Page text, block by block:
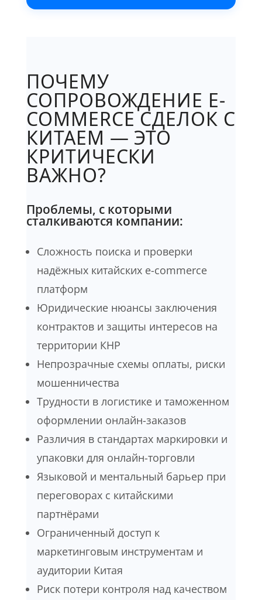
ПОЧЕМУ
СОПРОВОЖДЕНИЕ E-
COMMERCE СДЕЛОК С
КИТАЕМ — ЭТО
КРИТИЧЕСКИ
ВАЖНО?
Проблемы, с которыми
сталкиваются компании:
Сложность поиска и проверки
надёжных китайских e-commerce
платформ
Юридические нюансы заключения
контрактов и защиты интересов на
территории КНР
Непрозрачные схемы оплаты, риски
мошенничества
Трудности в логистике и таможенном
оформлении онлайн-заказов
Различия в стандартах маркировки и
упаковки для онлайн-торговли
Языковой и ментальный барьер при
переговорах с китайскими
партнёрами
Ограниченный доступ к
маркетинговым инструментам и
аудитории Китая
Риск потери контроля над качеством